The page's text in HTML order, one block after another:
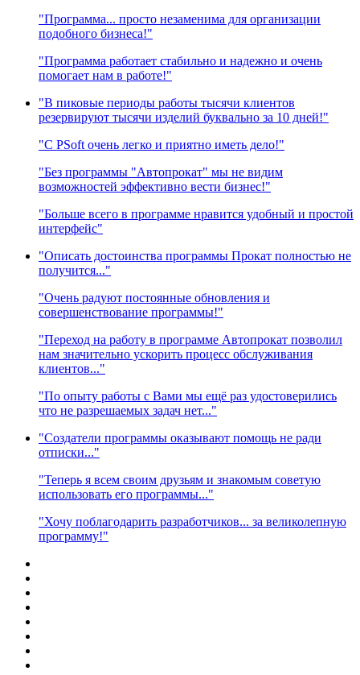
"Программа... просто незаменима для организации
подобного бизнеса!"
"Программа работает стабильно и надежно и очень
помогает нам в работе!"
"В пиковые периоды работы тысячи клиентов
резервируют тысячи изделий буквально за 10 дней!"
"C PSoft очень легко и приятно иметь дело!"
"Без программы "Автопрокат" мы не видим
возможностей эффективно вести бизнес!"
"Больше всего в программе нравится удобный и простой
интерфейс"
"Описать достоинства программы Прокат полностью не
получится..."
"Очень радуют постоянные обновления и
совершенствование программы!"
"Переход на работу в программе Автопрокат позволил
нам значительно ускорить процесс обслуживания
клиентов..."
"По опыту работы с Вами мы ещё раз удостоверились
что не разрешаемых задач нет..."
"Создатели программы оказывают помощь не ради
отписки..."
"Теперь я всем своим друзьям и знакомым советую
использовать его программы..."
"Хочу поблагодарить разработчиков... за великолепную
программу!"